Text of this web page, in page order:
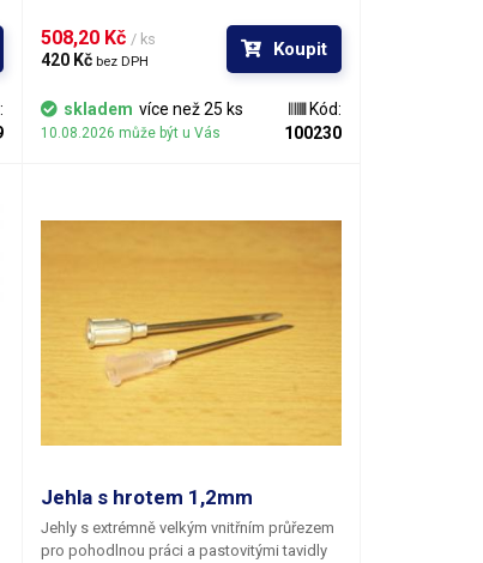
Středně halogenidy aktivovaná kalafunová
pasta poskytuje vynikající výsledky jako
univerzální tavidlo pro všechny typy
pájecích slitin i při lehké oxidaci pájecích
ploch. Vzhledem k vyšší aktivaci je
508,20 Kč / ks
420 Kč bez DPH
Koupit
skladem více než 25 ks
10.08.2026 může být u Vás
Kód:
100230
Jehla s hrotem 1,2mm
Jehly s extrémně velkým vnitřním průřezem
pro pohodlnou práci a pastovitými tavidly